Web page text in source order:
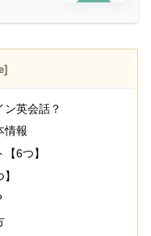
ン英会話？
情報
6つ】